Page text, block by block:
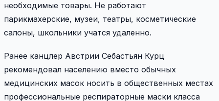
необходимые товары. Не работают
парикмахерские, музеи, театры, косметические
салоны, школьники учатся удаленно.
Ранее канцлер Австрии Себастьян Курц
рекомендовал населению вместо обычных
медицинских масок носить в общественных местах
профессиональные респираторные маски класса